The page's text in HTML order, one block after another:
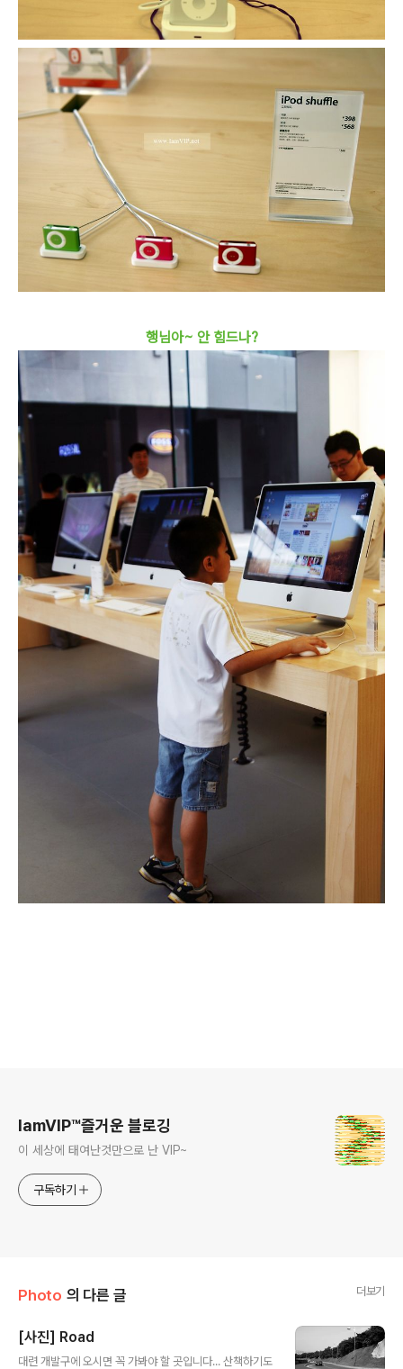
행님아~ 안 힘드나?
IamVIP™즐거운 블로깅
이 세상에 태여난것만으로 난 VIP~
구독하기
Photo 의 다른 글 더보기
[사진] Road
대련 개발구에 오시면 꼭 가봐야 할 곳입니다... 산책하기도